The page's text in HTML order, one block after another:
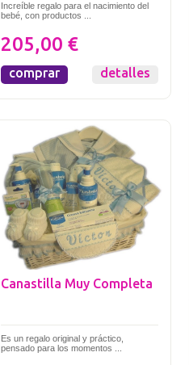
Increíble regalo para el nacimiento del
bebé, con productos ...
205,00 €
comprar detalles
Canastilla Muy Completa
Es un regalo original y práctico,
pensado para los momentos ...